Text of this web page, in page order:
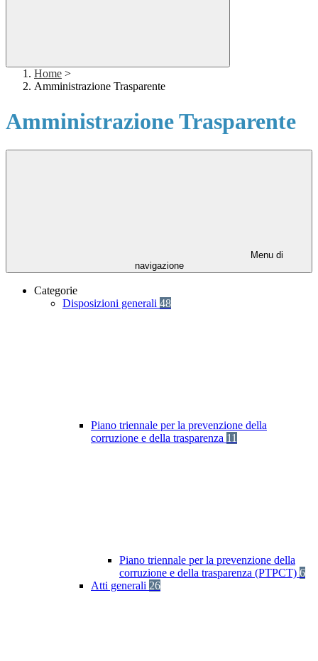
Home >
Amministrazione Trasparente
Amministrazione Trasparente
Menu di
navigazione
Categorie
Disposizioni generali 48
Piano triennale per la prevenzione della
corruzione e della trasparenza 11
Piano triennale per la prevenzione della
corruzione e della trasparenza (PTPCT) 6
Atti generali 26